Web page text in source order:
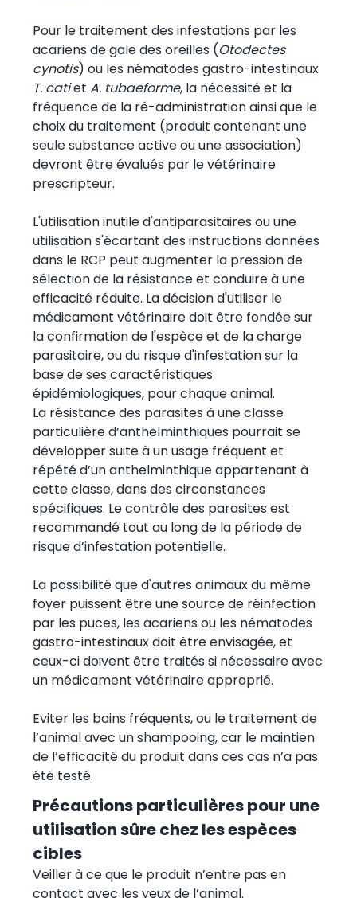
Pour le traitement des infestations par les
acariens de gale des oreilles (Otodectes
cynotis) ou les nématodes gastro-intestinaux
T. catiet A. tubaeforme, la nécessité et la
fréquence de la ré-administration ainsi que le
choix du traitement (produit contenant une
seule substance active ou une association)
devront être évalués par le vétérinaire
prescripteur.
L'utilisation inutile d'antiparasitaires ou une
utilisation s'écartant des instructions données
dans le RCP peut augmenter la pression de
sélection de la résistance et conduire à une
efficacité réduite. La décision d'utiliser le
médicament vétérinaire doit être fondée sur
la confirmation de l'espèce et de la charge
parasitaire, ou du risque d'infestation sur la
base de ses caractéristiques
épidémiologiques, pour chaque animal.
La résistance des parasites à une classe
particulière d’anthelminthiques pourrait se
développer suite à un usage fréquent et
répété d’un anthelminthique appartenant à
cette classe, dans des circonstances
spécifiques. Le contrôle des parasites est
recommandé tout au long de la période de
risque d’infestation potentielle.
La possibilité que d'autres animaux du même
foyer puissent être une source de réinfection
par les puces, les acariens ou les nématodes
gastro-intestinaux doit être envisagée, et
ceux-ci doivent être traités si nécessaire avec
un médicament vétérinaire approprié.
Eviter les bains fréquents, ou le traitement de
l’animal avec un shampooing, car le maintien
de l’efficacité du produit dans ces cas n’a pas
été testé.
Précautions particulières pour une
utilisation sûre chez les espèces
cibles
Veiller à ce que le produit n’entre pas en
contact avec les yeux de l’animal.